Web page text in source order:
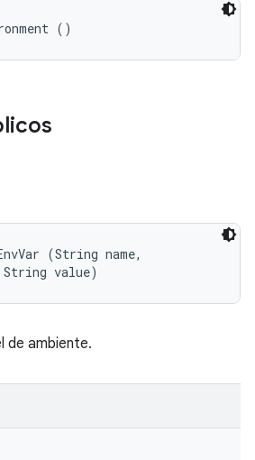
()
(String name,
value)
de ambiente.